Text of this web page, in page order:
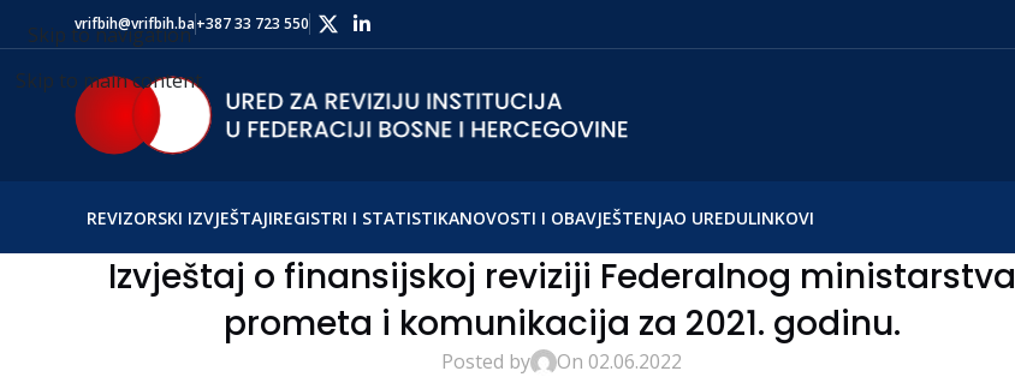
Skip to navigation
Skip to main content
vrifbih@vrifbih.ba+387 33 723 550
REVIZORSKI IZVJEŠTAJIREGISTRI I STATISTIKANOVOSTI I OBAVJEŠTENJAO UREDULINKOVI
Izvještaj o finansijskoj reviziji Federalnog ministarstva
prometa i komunikacija za 2021. godinu.
Posted by On 02.06.2022